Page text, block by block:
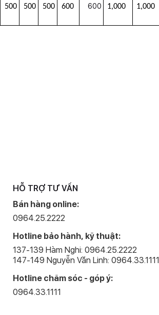
500 500 500 600 600 1,000 1,000
HỖ TRỢ TƯ VẤN
Bán hàng online:
0964.25.2222
Hotline bảo hành, kỹ thuật:
137-139 Hàm Nghi: 0964.25.2222
147-149 Nguyễn Văn Linh: 0964.33.1111
Hotline chăm sóc - góp ý:
0964.33.1111